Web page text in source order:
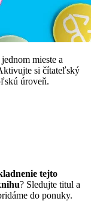
mieste a
si čítateľský
úroveň.
tejto
? Sledujte titul a
do ponuky.